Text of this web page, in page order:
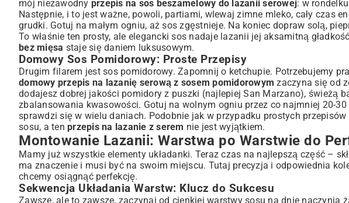
mój niezawodny przepis na sos beszamelowy do lazanii serowej: w
Następnie, i to jest ważne, powoli, partiami, wlewaj zimne mleko, cały czas
grudki. Gotuj na małym ogniu, aż sos zgęstnieje. Na koniec dopraw solą,
To właśnie ten prosty, ale elegancki sos nadaje lazanii jej aksamitną
bez mięsa staje się daniem luksusowym.
Domowy Sos Pomidorowy: Proste Przepisy
Drugim filarem jest sos pomidorowy. Zapomnij o ketchupie. Potrzebujemy
domowy przepis na lazanię serową z sosem pomidorowym zaczyna się od
dodajesz dobrej jakości pomidory z puszki (najlepiej San Marzano), świeżą
zbalansowania kwasowości. Gotuj na wolnym ogniu przez co najmniej 20-
sprawdzi się w wielu daniach. Podobnie jak w przypadku prostych
sosu, a ten przepis na lazanie z serem nie jest wyjątkiem.
Montowanie Lazanii: Warstwa po Warstwie do
Mamy już wszystkie elementy układanki. Teraz czas na najlepszą część –
ma znaczenie i musi być na swoim miejscu. Tutaj precyzja i odpowiednia
chcemy osiągnąć perfekcję.
Sekwencja Układania Warstw: Klucz do Sukcesu
Zawsze, ale to zawsze, zaczynaj od cienkiej warstwy sosu na dnie naczynia